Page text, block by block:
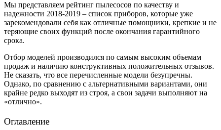
Мы представляем рейтинг пылесосов по качеству и
надежности 2018-2019 – список приборов, которые уже
зарекомендовали себя как отличные помощники, крепкие и не
теряющие своих функций после окончания гарантийного
срока.
Отбор моделей производился по самым высоким объемам
продаж и наличию конструктивных положительных отзывов.
Не сказать, что все перечисленные модели безупречны.
Однако, по сравнению с альтернативными вариантами, они
крайне редко выходят из строя, а свои задачи выполняют на
«отлично».
Оглавление